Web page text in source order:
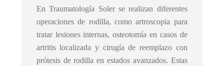
En Traumatología Soler se realizan diferentes
operaciones de rodilla, como artroscopia para
tratar lesiones internas, osteotomía en casos de
artritis localizada y cirugía de reemplazo con
prótesis de rodilla en estados avanzados. Estas